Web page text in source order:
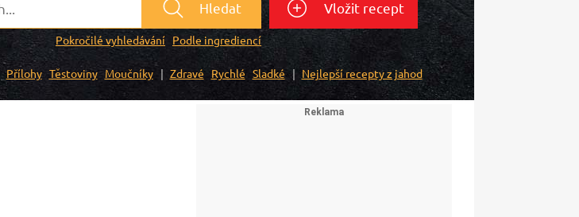
Hledat
Pokročilé vyhledávání Podle ingrediencí
Vložit recept
Přílohy Těstoviny Moučníky Zdravé Rychlé Sladké Nejlepší recepty z jahod